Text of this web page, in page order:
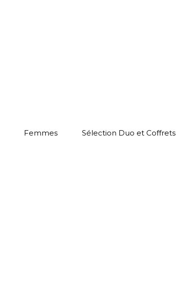
Femmes Sélection Duo et Coffrets